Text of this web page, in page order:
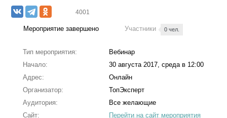
4001
Мероприятие завершено Участники 0 чел.
Тип мероприятия:
Вебинар
Начало:
30 августа 2017, среда в 12:00
Адрес:
Онлайн
Организатор:
ТопЭксперт
Аудитория:
Все желающие
Сайт:
Перейти на сайт мероприятия